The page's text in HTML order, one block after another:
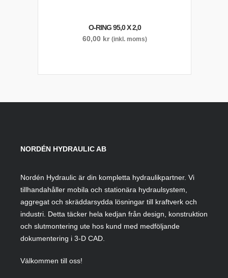
O-RING 95,0 X 2,0
60,00 kr (inkl. moms)
NORDÉN HYDRAULIC AB
Nordén Hydraulic är din kompletta hydraulikpartner. Vi
tillhandahåller mobila och stationära hydraulsystem,
aggregat och skräddarsydda lösningar till kraftverk och
industri. Detta täcker hela kedjan från design, konstruktion
och slutmontering ute hos kund med medföljande
dokumentering i 3-D CAD.
Välkommen till oss!